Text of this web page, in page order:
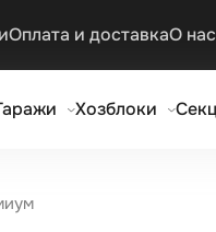
Оплата и доставкаО нас
Хозблоки